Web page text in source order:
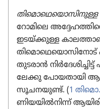
തിമൊഥെയൊസിനുള്ള
റോമി​ലെ
ഇടയ്‌ക്കുള്ള
തുടരാൻ
ലേക്കു പോയ​താ​യി
സൂചന​യുണ്ട്‌. (1
ണി​യ​യിൽനിന്ന്‌